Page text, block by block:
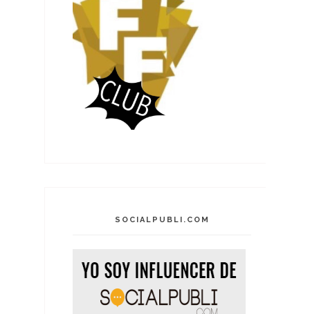
SOCIALPUBLI.COM